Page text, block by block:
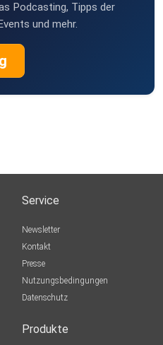
Podcasting, Tipps der
und mehr.
Service
Newsletter
Kontakt
Presse
Nutzungsbedingungen
Datenschutz
Produkte